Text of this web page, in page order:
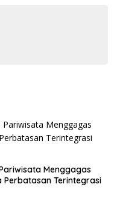
Menggagas
Perbatasan Terintegrasi